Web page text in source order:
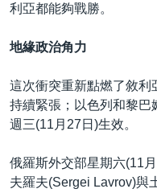
利亞都能夠戰勝。
地緣政治角力
這次衝突重新點燃了敘利
持續緊張；以色列和黎巴
週三(11月27日)生效。
俄羅斯外交部星期六(11
夫羅夫(Sergei Lavrov)與